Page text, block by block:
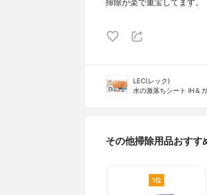
掃除が楽で重宝してます。
LEC(レック)
水の激落ちシート IH＆
その他掃除用品おすす
1位